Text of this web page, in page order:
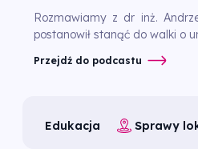
Rozmawiamy z dr inż.
postanowił stanąć do walki o
Przejdź do podcastu
Edukacja Sprawy